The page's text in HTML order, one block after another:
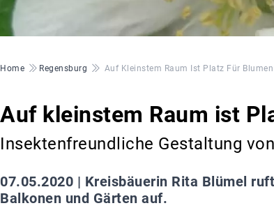
Pfadnavigation
Home Regensburg Auf Kleinstem Raum Ist Platz Für Blumen
Auf kleinstem Raum ist
Insektenfreundliche Gestaltung
07.05.2020 | Kreisbäuerin Rita Blümel
Balkonen und Gärten auf.